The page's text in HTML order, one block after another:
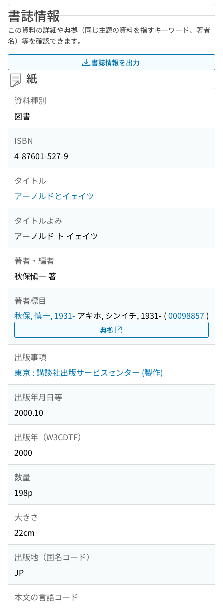
書誌情報
この資料の詳細や典拠（同じ主題の資料を指すキーワード、著者
名）等を確認できます。
書誌情報を出力
紙
資料種別
図書
ISBN
4-87601-527-9
タイトル
アーノルドとイェイツ
タイトルよみ
アーノルド ト イェイツ
著者・編者
秋保愼一 著
著者標目
秋保, 慎一, 1931- アキホ, シンイチ, 1931- (00098857 )
典拠
出版事項
東京 : 講談社出版サービスセンター (製作)
出版年月日等
2000.10
出版年（W3CDTF）
2000
数量
198p
大きさ
22cm
出版地（国名コード）
JP
本文の言語コード